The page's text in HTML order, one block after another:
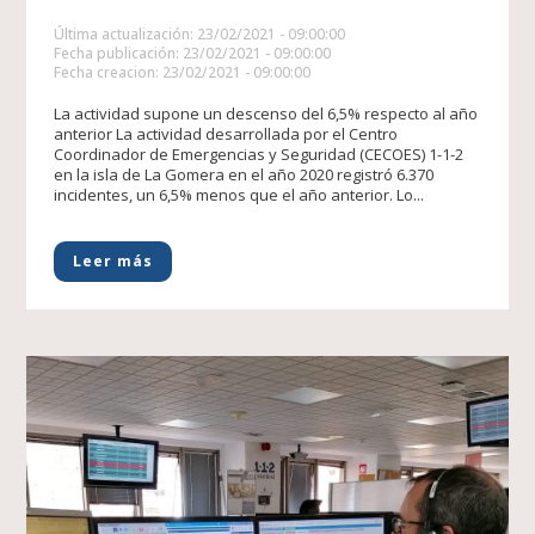
Última actualización: 23/02/2021 - 09:00:00
Fecha publicación: 23/02/2021 - 09:00:00
Fecha creacion: 23/02/2021 - 09:00:00
La actividad supone un descenso del 6,5% respecto al año
anterior La actividad desarrollada por el Centro
Coordinador de Emergencias y Seguridad (CECOES) 1-1-2
en la isla de La Gomera en el año 2020 registró 6.370
incidentes, un 6,5% menos que el año anterior. Lo...
Leer más